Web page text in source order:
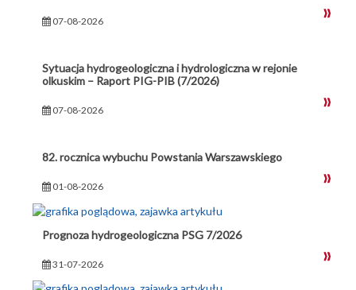
07-08-2026
Sytuacja hydrogeologiczna i hydrologiczna w rejonie
olkuskim – Raport PIG-PIB (7/2026)
07-08-2026
82. rocznica wybuchu Powstania Warszawskiego
01-08-2026
Prognoza hydrogeologiczna PSG 7/2026
31-07-2026